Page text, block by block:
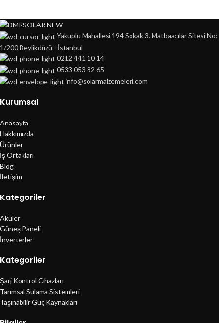
Yakuplu Mahallesi 194 Sokak 3. Matbaacılar Sitesi No:
1/200 Beylikdüzü - İstanbul
0212 441 10 14
0533 053 82 65
info@solarmalzemeleri.com
Kurumsal
Anasayfa
Hakkımızda
Ürünler
İş Ortakları
Blog
İletişim
Kategoriler
Aküler
Güneş Paneli
İnverterler
Kategoriler
Şarj Kontrol Cihazları
Tarımsal Sulama Sistemleri
Taşınabilir Güç Kaynakları